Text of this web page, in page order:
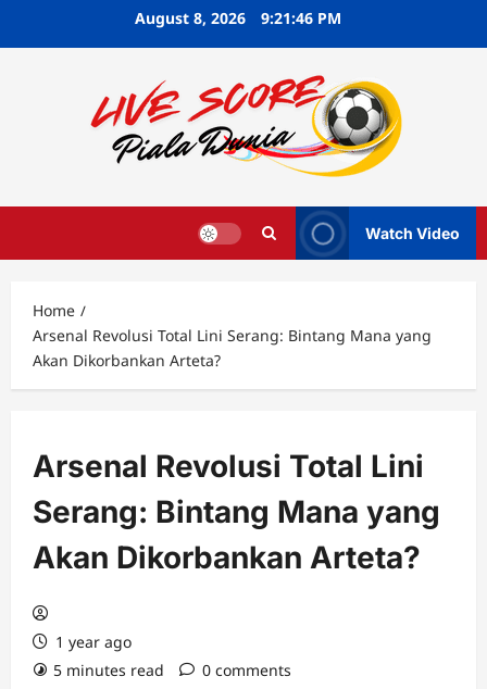
August 8, 2026 9:21:47 PM
Watch Video
Home
Arsenal Revolusi Total Lini Serang: Bintang Mana yang
Akan Dikorbankan Arteta?
Arsenal Revolusi Total Lini
Serang: Bintang Mana yang
Akan Dikorbankan Arteta?
1 year ago
5 minutes read
0 comments